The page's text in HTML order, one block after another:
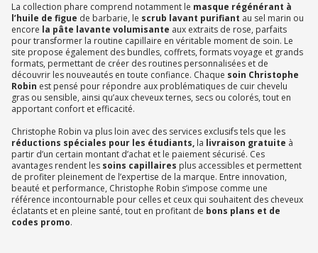
La collection phare comprend notamment le masque régénérant à
l’huile de figue de barbarie, le scrub lavant purifiant au sel marin ou
encore la pâte lavante volumisante aux extraits de rose, parfaits
pour transformer la routine capillaire en véritable moment de soin. Le
site propose également des bundles, coffrets, formats voyage et grands
formats, permettant de créer des routines personnalisées et de
découvrir les nouveautés en toute confiance. Chaque soin Christophe
Robin est pensé pour répondre aux problématiques de cuir chevelu
gras ou sensible, ainsi qu’aux cheveux ternes, secs ou colorés, tout en
apportant confort et efficacité.
Christophe Robin va plus loin avec des services exclusifs tels que les
réductions spéciales pour les étudiants, la livraison gratuite à
partir d’un certain montant d’achat et le paiement sécurisé. Ces
avantages rendent les soins capillaires plus accessibles et permettent
de profiter pleinement de l’expertise de la marque. Entre innovation,
beauté et performance, Christophe Robin s’impose comme une
référence incontournable pour celles et ceux qui souhaitent des cheveux
éclatants et en pleine santé, tout en profitant de bons plans et de
codes promo.